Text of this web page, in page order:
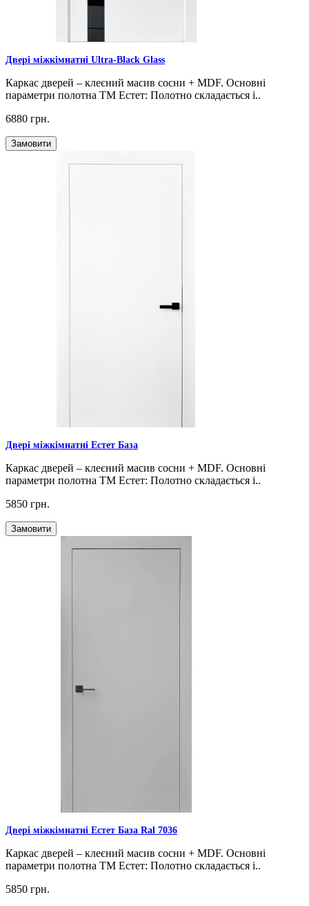
Двері міжкімнатні Ultra-Black Glass
Каркас дверей – клеєний масив сосни + MDF. Основні
параметри полотна ТМ Естет: Полотно складається і..
6880 грн.
Замовити
Двері міжкімнатні Естет База
Каркас дверей – клеєний масив сосни + MDF. Основні
параметри полотна ТМ Естет: Полотно складається і..
5850 грн.
Замовити
Двері міжкімнатні Естет База Ral 7036
Каркас дверей – клеєний масив сосни + MDF. Основні
параметри полотна ТМ Естет: Полотно складається і..
5850 грн.